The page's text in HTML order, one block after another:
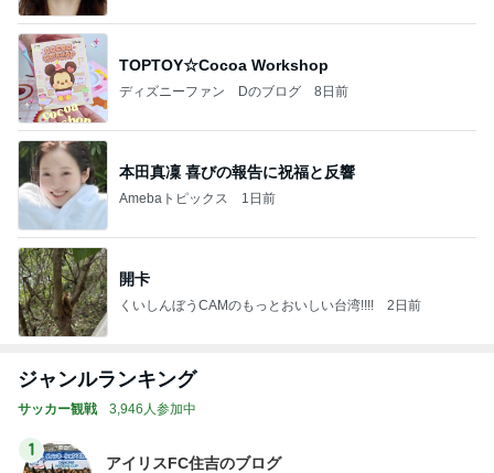
TOPTOY☆Cocoa Workshop
ディズニーファン Dのブログ 8日前
本田真凜 喜びの報告に祝福と反響
Amebaトピックス 1日前
開卡
くいしんぼうCAMのもっとおいしい台湾!!!! 2日前
ジャンルランキング
サッカー観戦 3,946人参加中
1
アイリスFC住吉のブログ